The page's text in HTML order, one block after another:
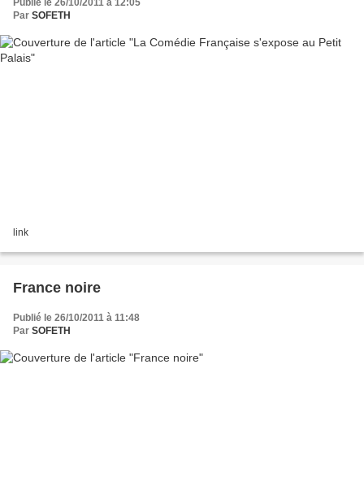
Par SOFETH
link
France noire
Publié le 26/10/2011 à 11:48
Par SOFETH